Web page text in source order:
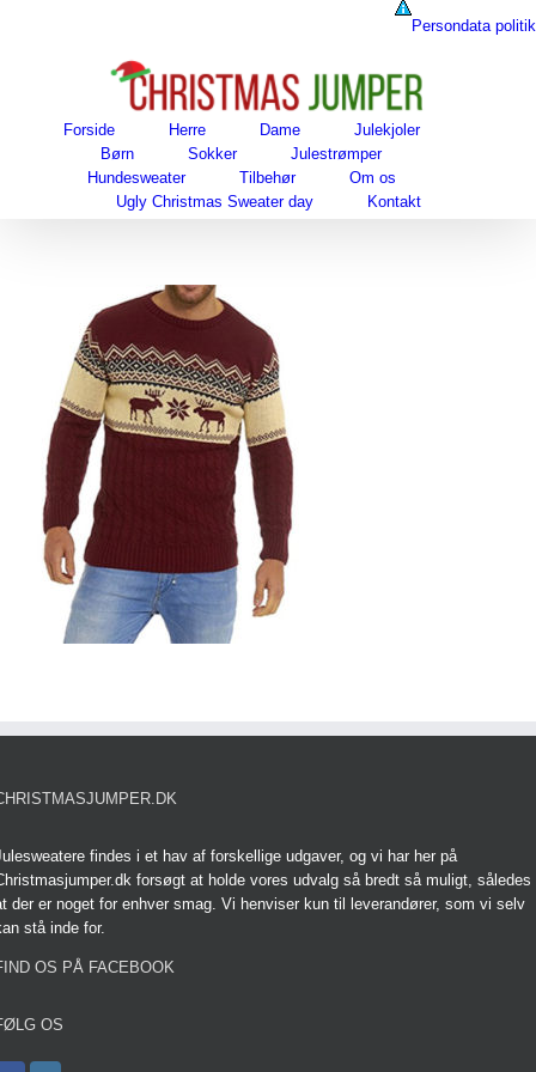
Persondata politik
Forside Herre Dame
Julekjoler
Børn
Sokker
Julestrømper
Hundesweater
Tilbehør
Om os
Ugly Christmas Sweater day
Kontakt
findes i et hav af forskellige udgaver, og vi har her på
forsøgt at holde vores udvalg så bredt så muligt, således
der er noget for enhver smag. Vi henviser kun til leverandører, som vi selv
stå inde for.
OS PÅ FACEBOOK
OS